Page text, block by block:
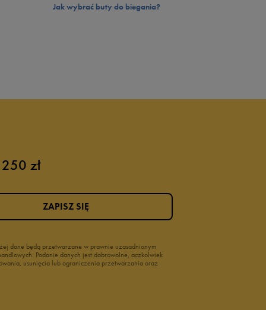
Jak wybrać buty do biegania?
zł
dane będą przetwarzane w prawnie uzasadnionym
Podanie danych jest dobrowolne, aczkolwiek
usunięcia lub ograniczenia przetwarzania oraz
ZAPISZ SIĘ